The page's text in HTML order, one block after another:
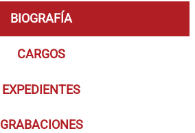
BIOGRAFÍA
CARGOS
EXPEDIENTES
GRABACIONES